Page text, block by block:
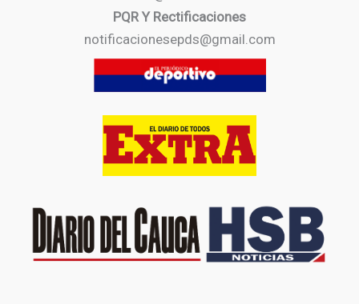
PQR Y Rectificaciones
notificacionesepds@gmail.com